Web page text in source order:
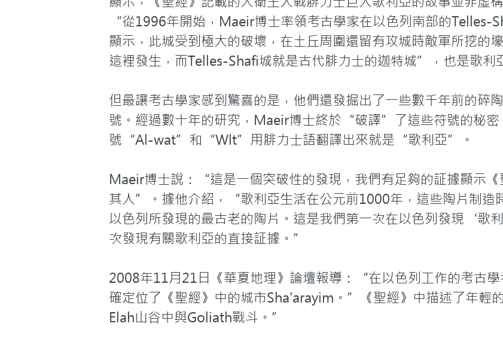
“從1996年開始，Maeir博士率領考古學家在以色列南部的Telles-
顯示，此城受到極大的破壞，在土丘周圍還留有攻城時敵軍所挖的
這裡發生，而Telles-Shafi城就是古代腓力士的迦特城”，也是歌利
但最讓考古學家感到驚喜的是，他們還發掘出了一些數千年前的碎
號。經過數十年的研究，Maeir博士終於“破譯”了這些符號的秘密
號“Al-wat”和“Wlt”用腓力士語翻譯出來就是“歌利亞”。
Maeir博士說：“這是一個突破性的發現，我們有足夠的証據顯示
其人”。據他介紹，“歌利亞生活在公元前1000年，這些陶片制造
以色列所發現的最古老的陶片。這是我們第一次在以色列發現‘歌
次發現有關歌利亞的直接証據。”
2008年11月21日《華夏地理》論壇報導：“在以色列工作的考古
確定位了《聖經》中的城市Sha'arayim。”《聖經》中描述了年輕
Elah山谷中與Goliath戰斗。”